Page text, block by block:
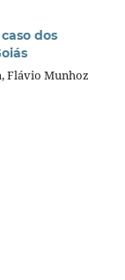
dos
Flávio Munhoz